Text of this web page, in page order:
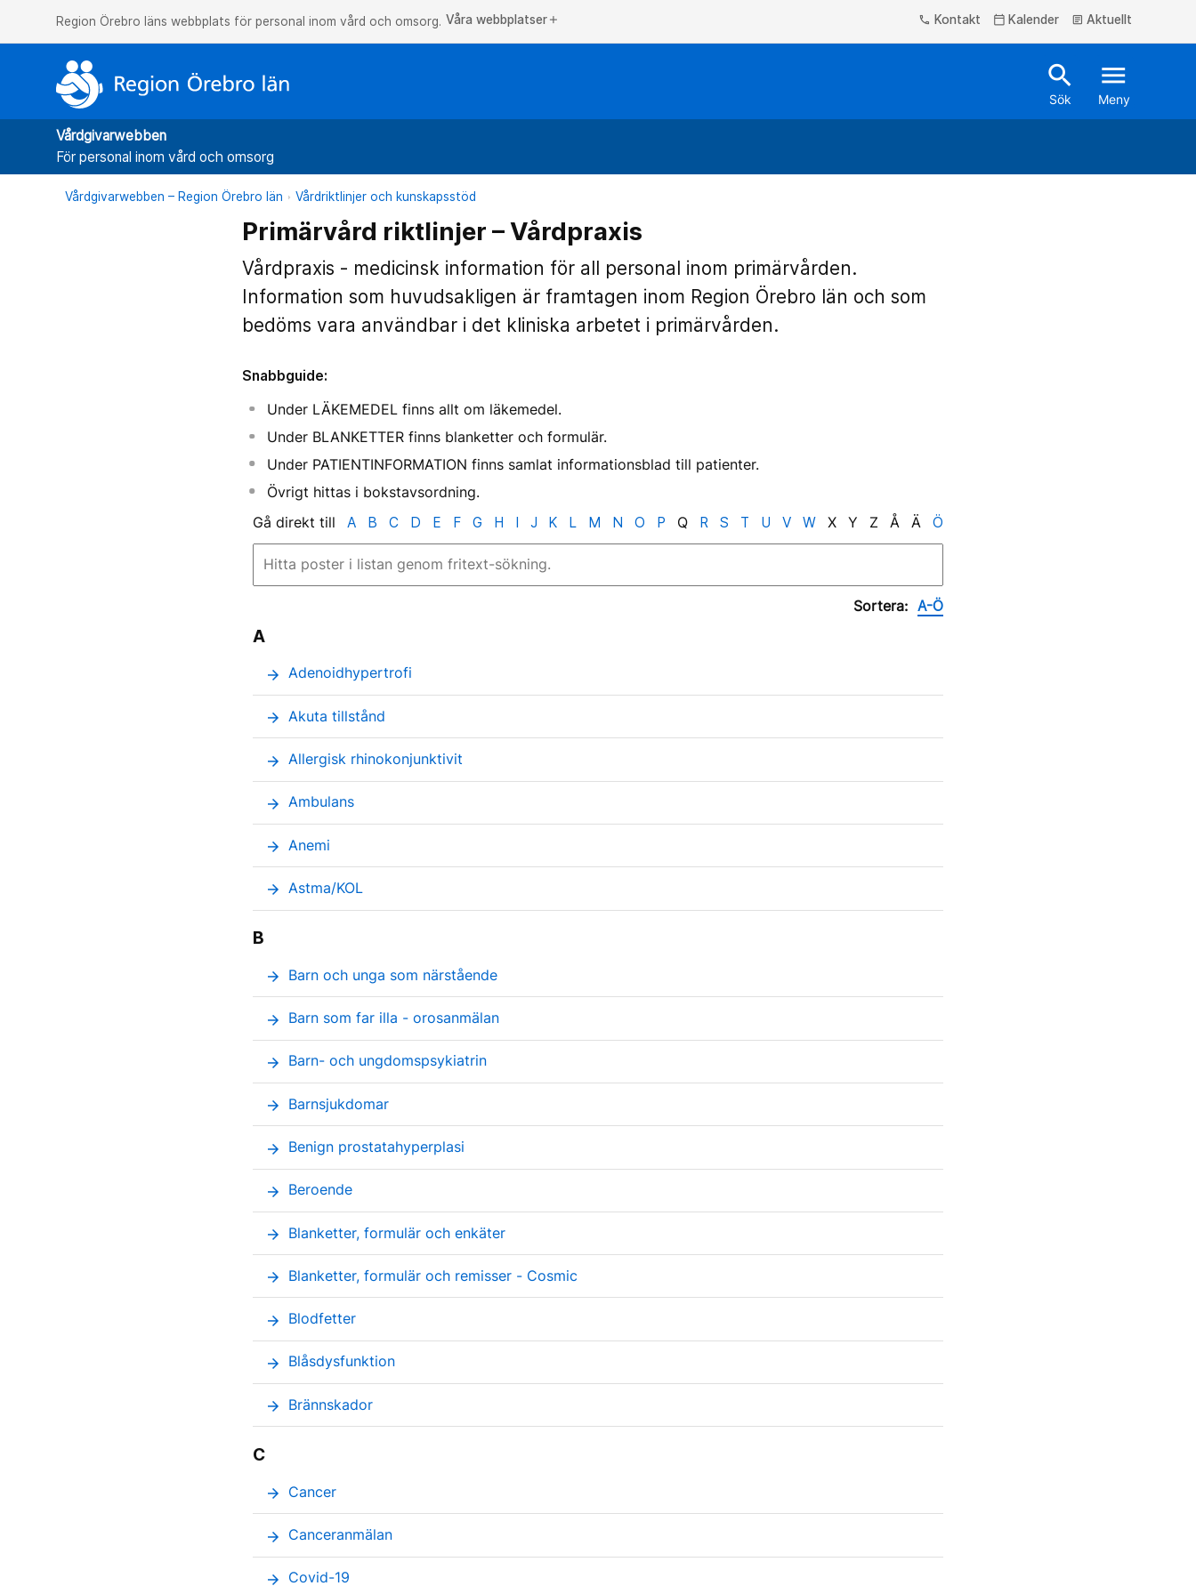
Region Örebro läns webbplats för personal inom vård och omsorg. Våra webbplatser add phone Kontakt calendar_today Kalender article Aktuellt
search
Sök
menu
Meny
Vårdgivarwebben
För personal inom vård och omsorg
Vårdgivarwebben – Region Örebro län Vårdriktlinjer och kunskapsstöd
Primärvård riktlinjer – Vårdpraxis
Vårdpraxis - medicinsk information för all personal inom primärvården.
Information som huvudsakligen är framtagen inom Region Örebro län och som
bedöms vara användbar i det kliniska arbetet i primärvården.
Snabbguide:
Under LÄKEMEDEL finns allt om läkemedel.
Under BLANKETTER finns blanketter och formulär.
Under PATIENTINFORMATION finns samlat informationsblad till patienter.
Övrigt hittas i bokstavsordning.
Gå direkt till
A B C D E F G H I J K L M N O P Q R S T U V W X Y Z Å Ä Ö
Sortera: A-Ö
A
arrow_forward Adenoidhypertrofi
arrow_forward Akuta tillstånd
arrow_forward Allergisk rhinokonjunktivit
arrow_forward Ambulans
arrow_forward Anemi
arrow_forward Astma/KOL
B
arrow_forward Barn och unga som närstående
arrow_forward Barn som far illa - orosanmälan
arrow_forward Barn- och ungdomspsykiatrin
arrow_forward Barnsjukdomar
arrow_forward Benign prostatahyperplasi
arrow_forward Beroende
arrow_forward Blanketter, formulär och enkäter
arrow_forward Blanketter, formulär och remisser - Cosmic
arrow_forward Blodfetter
arrow_forward Blåsdysfunktion
arrow_forward Brännskador
C
arrow_forward Cancer
arrow_forward Canceranmälan
arrow_forward Covid-19